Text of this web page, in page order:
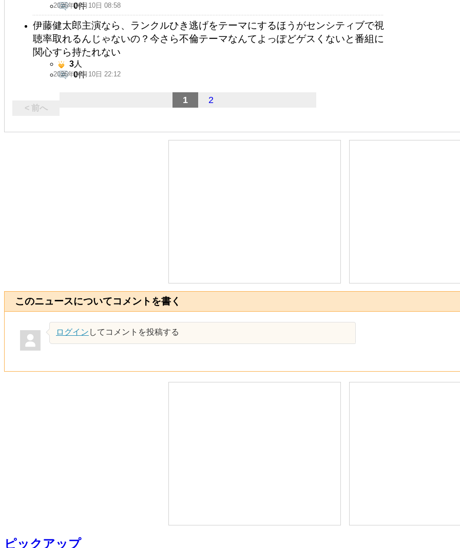
2026年06月10日 08:58
0件
伊藤健太郎主演なら、ランクルひき逃げをテーマにするほうがセンシティブで視
聴率取れるんじゃないの？今さら不倫テーマなんてよっぽどゲスくないと番組に
関心すら持たれない
2026年06月10日 22:12
3人
0件
< 前へ
1 2
このニュースについてコメントを書く
ログイン してコメントを投稿する
ピックアップ